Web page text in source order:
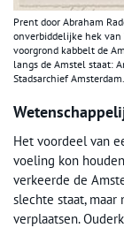
Prent door Abraham
onverbiddelijke hek van
voorgrond kabbelt de
langs de Amstel staat:
Stadsarchief Amsterdam.
Het voordeel van
voeling kon
verkeerde de
slechte staat,
verplaatsen.